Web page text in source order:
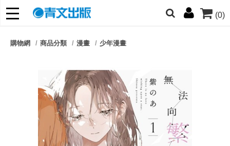
(0)
朋友們，提高警覺！
購物網 商品分類 漫畫 少年漫畫